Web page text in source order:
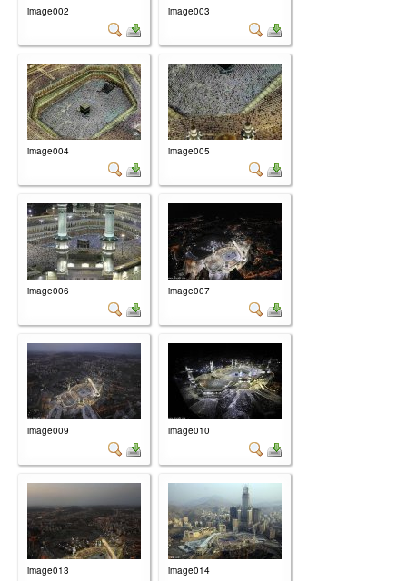
image002 image003
image004 image005
image006 image007
image009 image010
image013 image014